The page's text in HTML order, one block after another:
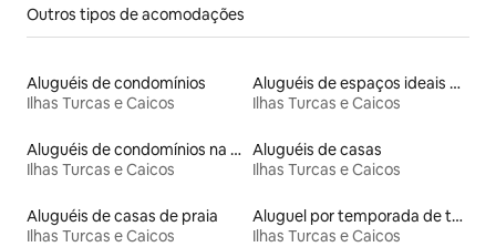
Outros tipos de acomodações
Aluguéis de condomínios
Ilhas Turcas e Caicos
Aluguéis de espaços ideais para famílias
Ilhas Turcas e Caicos
Aluguéis de condomínios na praia
Ilhas Turcas e Caicos
Aluguéis de casas
Ilhas Turcas e Caicos
Aluguéis de casas de praia
Ilhas Turcas e Caicos
Aluguel por temporada de townhouses
Ilhas Turcas e Caicos